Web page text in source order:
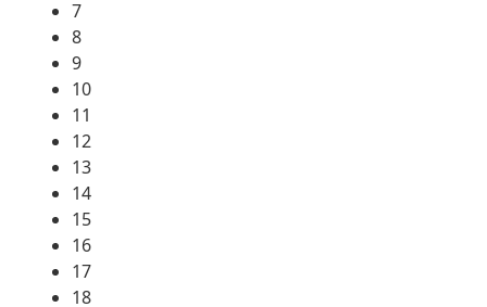
7
8
9
10
11
12
13
14
15
16
17
18